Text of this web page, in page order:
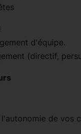
d'équipe.
(directif,
de vos